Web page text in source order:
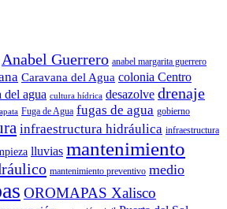
Anabel Guerrero anabel margarita guerrero
Caravana del Agua colonia Centro
del agua cultura hídrica desazolve drenaje
Fuga de Agua fugas de agua gobierno
infraestructura hidráulica infraestructura
lluvias mantenimiento
mantenimiento preventivo medio
OROMAPAS Xalisco